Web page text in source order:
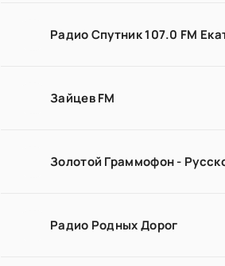
Радио Спутник 107.0 FM
Зайцев FM
Золотой Граммофон -
Радио Родных Дорог